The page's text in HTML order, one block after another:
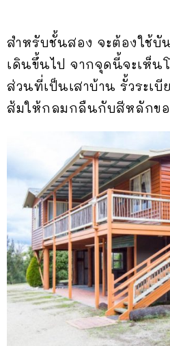
สำหรับชั้นสอง จะต้องใช้บั
เดินขึ้นไป จากจุดนี้จะเห็น
ส่วนที่เป็นเสาบ้าน รั้วระเ
ส้มให้กลมกลืนกับสีหลักข